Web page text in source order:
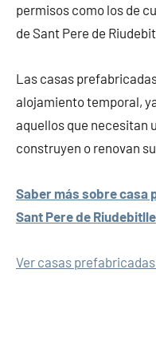
permisos como los de
de Sant Pere de
Las casas
alojamiento temporal,
aquellos que necesitan
construyen o renovan
Saber más sobre casa
Sant Pere de
Ver casas